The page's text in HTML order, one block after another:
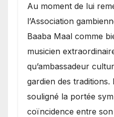
​Au moment de lui
l’Association
Baaba Maal comme
musicien
qu’ambassadeur
gardien des traditions.
souligné la portée
coïncidence entre